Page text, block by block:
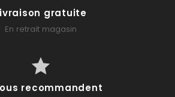
gratuite
En retrait magasin
recommandent